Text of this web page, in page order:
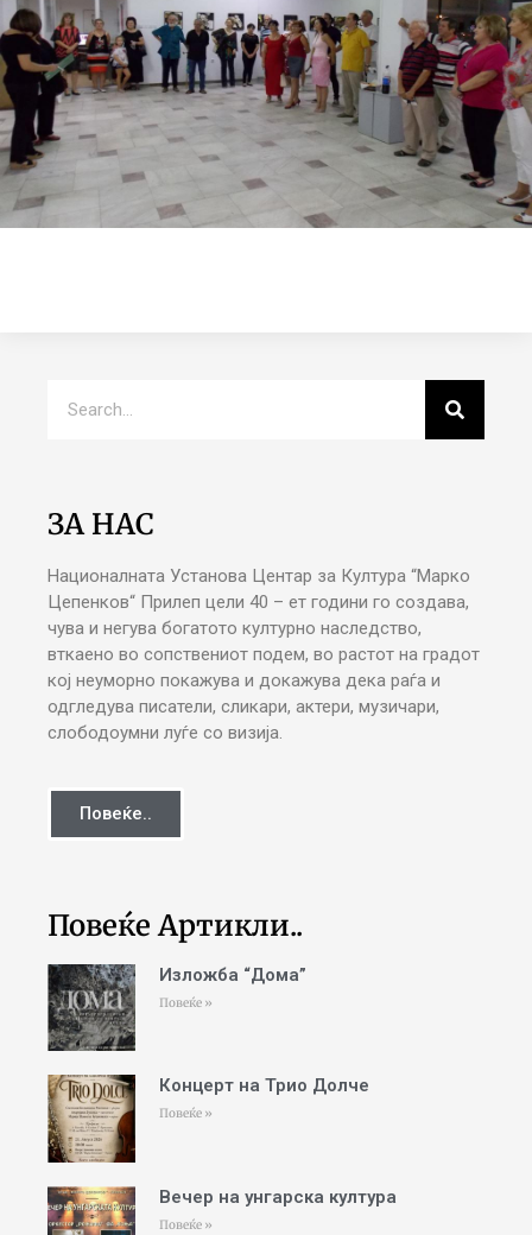
ЗА НАС
Националната Установа Центар за Култура “Марко
Цепенков“ Прилеп цели 40 – ет години го создава,
чува и негува богатото културно наследство,
вткаено во сопствениот подем, во растот на градот
кој неуморно покажува и докажува дека раѓа и
одгледува писатели, сликари, актери, музичари,
слободоумни луѓе со визија.
Повеќе..
Повеќе Артикли..
Изложба “Дома”
Повеќе »
Концерт на Трио Долче
Повеќе »
Вечер на унгарска култура
Повеќе »